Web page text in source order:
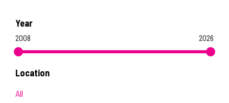
Year
2008 2026
Location
All